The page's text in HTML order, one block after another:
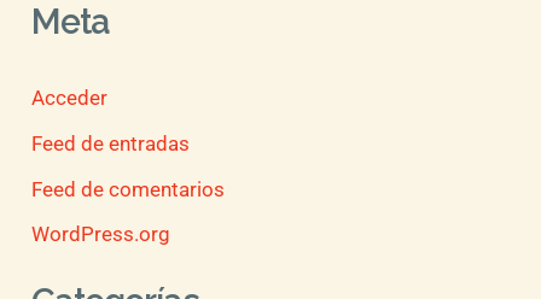
Meta
Acceder
Feed de entradas
Feed de comentarios
WordPress.org